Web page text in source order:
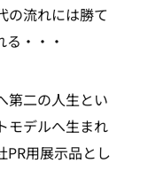
の流れには勝て
・・・
第二の人生とい
モデルへ生まれ
PR用展示品とし